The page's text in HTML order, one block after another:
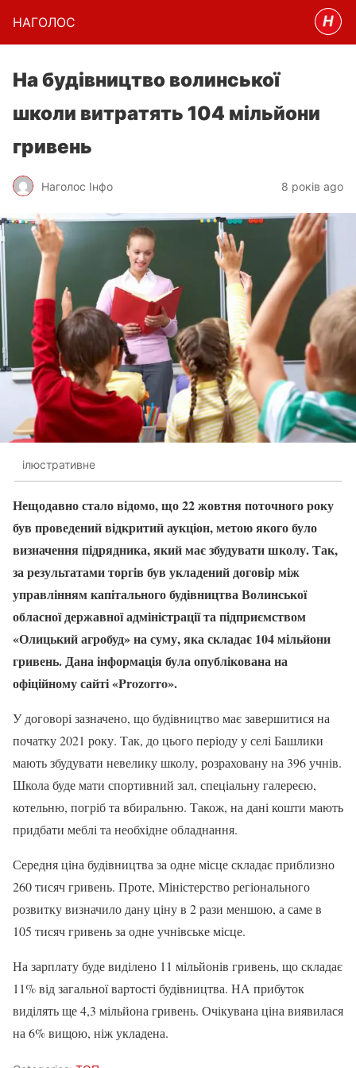
НАГОЛОC
На будівництво волинської
школи витратять 104 мільйони
гривень
Наголос Інфо 8 років ago
ілюстративне
Нещодавно стало відомо, що 22 жовтня поточного року
був проведений відкритий аукціон, метою якого було
визначення підрядника, який має збудувати школу. Так,
за результатами торгів був укладений договір між
управлінням капітального будівництва Волинської
обласної державної адміністрації та підприємством
«Олицький агробуд» на суму, яка складає 104 мільйони
гривень. Дана інформація була опублікована на
офіційному сайті «Prozorro».
У договорі зазначено, що будівництво має завершитися на
початку 2021 року. Так, до цього періоду у селі Башлики
мають збудувати невелику школу, розраховану на 396 учнів.
Школа буде мати спортивний зал, спеціальну галереєю,
котельню, погріб та вбиральню. Також, на дані кошти мають
придбати меблі та необхідне обладнання.
Середня ціна будівництва за одне місце складає приблизно
260 тисяч гривень. Проте, Міністерство регіонального
розвитку визначило дану ціну в 2 рази меншою, а саме в
105 тисяч гривень за одне учнівське місце.
На зарплату буде виділено 11 мільйонів гривень, що складає
11% від загальної вартості будівництва. НА прибуток
виділять ще 4,3 мільйона гривень. Очікувана ціна виявилася
на 6% вищою, ніж укладена.